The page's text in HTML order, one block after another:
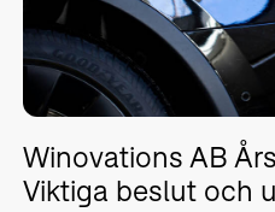
Winovations AB
Viktiga beslut och